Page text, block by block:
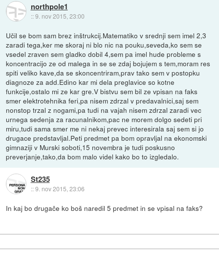
northpole1
::9. nov 2015, 23:00
Učil se bom sam brez inštrukcij.Matematiko v srednji sem imel 2,3
zaradi tega,ker me skoraj ni blo nic na pouku,seveda,ko sem se
vsedel zraven sem gladko dobil 4,sem pa imel hude probleme s
koncentracijo ze od malega in se se zdaj bojujem s tem,moram res
spiti veliko kave,da se skoncentriram,prav tako sem v postopku
diagnoze za add.Edino kar mi dela preglavice so kotne
funkcije,ostalo mi ze kar gre.V bistvu sem bil ze vpisan na faks
smer elektrotehnika feri,pa nisem zdrzal v predavalnici,saj sem
nonstop trzal z nogami,pa tudi na vajah nisem zdrzal zaradi vec
urnega sedenja za racunalnikom,pac ne morem dolgo sedeti pri
miru,tudi sama smer me ni nekaj prevec interesirala saj sem si jo
drugace predstavljal.Peti predmet pa bom opravljal na ekonomski
gimnaziji v Murski soboti,15 novembra je tudi poskusno
preverjanje,tako,da bom malo videl kako bo to izgledalo.
St235
::9. nov 2015, 23:06
In kaj bo drugače ko boš naredil 5 predmet in se vpisal na faks?